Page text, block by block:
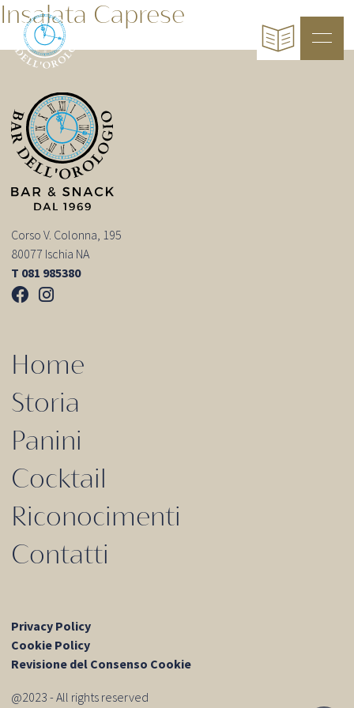
Insalata Caprese
Corso V. Colonna, 195
80077 Ischia NA
T 081 985380
Home
Storia
Panini
Cocktail
Riconocimenti
Contatti
Privacy Policy
Cookie Policy
Revisione del Consenso Cookie
@2023 - All rights reserved